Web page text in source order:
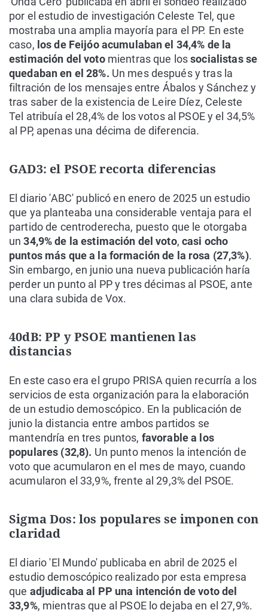
por el estudio de investigación Celeste Tel, que
mostraba una amplia mayoría para el PP. En este
caso, los de Feijóo acumulaban el 34,4% de la
estimación del votomientras que lossocialistas se
quedaban en el 28%. Un mes después y tras la
filtración de los mensajes entre Ábalos y Sánchez y
tras saber de la existencia de Leire Díez, Celeste
Tel atribuía el 28,4% de los votos al PSOE y el 34,5%
al PP, apenas una décima de diferencia.
GAD3: el PSOE recorta diferencias
El diario 'ABC' publicó en enero de 2025 un estudio
que ya planteaba una considerable ventaja para el
partido de centroderecha, puesto que le otorgaba
un34,9% de la estimación del voto,casi ocho
puntos más que a la formación de la rosa (27,3%).
Sin embargo, en junio una nueva publicación haría
perder un punto al PP y tres décimas al PSOE, ante
una clara subida de Vox.
40dB: PP y PSOE mantienen las
distancias
En este caso era el grupo PRISA quien recurría a los
servicios de esta organización para la elaboración
de un estudio demoscópico. En la publicación de
junio la distancia entre ambos partidos se
mantendría en tres puntos, favorable a los
populares (32,8). Un punto menos la intención de
voto que acumularon en el mes de mayo, cuando
acumularon el 33,9%, frente al 29,3% del PSOE.
Sigma Dos: los populares se imponen con
claridad
El diario 'El Mundo' publicaba en abril de 2025 el
estudio demoscópico realizado por esta empresa
que adjudicaba al PP una intención de voto del
33,9%, mientras que al PSOE lo dejaba en el 27,9%.